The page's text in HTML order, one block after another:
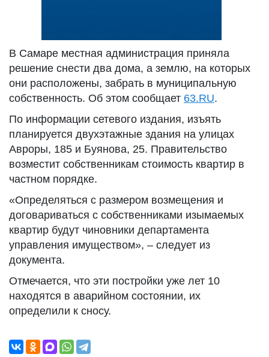
В Самаре местная администрация приняла
решение снести два дома, а землю, на которых
они расположены, забрать в муниципальную
собственность. Об этом сообщает 63.RU.
По информации сетевого издания, изъять
планируется двухэтажные здания на улицах
Авроры, 185 и Буянова, 25. Правительство
возместит собственникам стоимость квартир в
частном порядке.
«Определяться с размером возмещения и
договариваться с собственниками изымаемых
квартир будут чиновники департамента
управления имуществом», – следует из
документа.
Отмечается, что эти постройки уже лет 10
находятся в аварийном состоянии, их
определили к сносу.